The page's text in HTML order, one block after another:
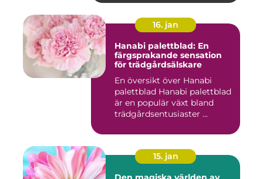
16. jan
Hanabi palettblad: En
färgsprakande sensation
för trädgårdsälskare
En översikt över Hanabi
palettblad Hanabi palettblad
är en populär växt bland
trädgårdsentusiaster ...
15. jan